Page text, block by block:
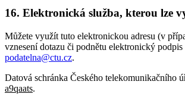
16. Elektronická služba, kterou lze
Můžete využít tuto elektronickou adresu (v
vznesení dotazu či podnětu elektronický podpis
podatelna@ctu.cz.
Datová schránka Českého telekomunikačního
a9qaats.